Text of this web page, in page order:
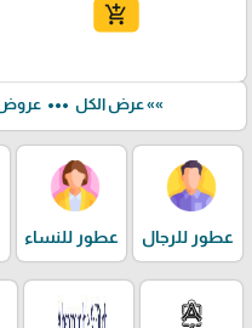
add_shopping_cart
»» عرض الكل more_horiz عروض
عطور للرجال عطور للنساء